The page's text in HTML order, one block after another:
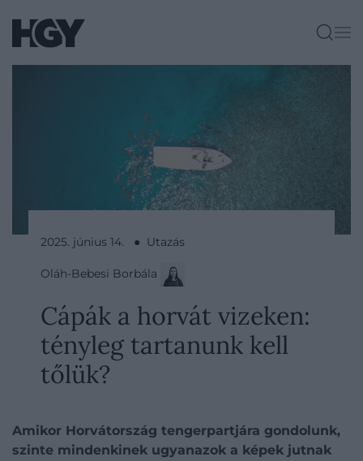
2025. június 14. ● Utazás
Oláh-Bebesi Borbála
Cápák a horvát vizeken:
tényleg tartanunk kell
tőlük?
Amikor Horvátország tengerpartjára gondolunk,
szinte mindenkinek ugyanazok a képek jutnak